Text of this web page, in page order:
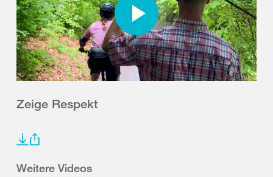
Zeige Respekt
Weitere Videos